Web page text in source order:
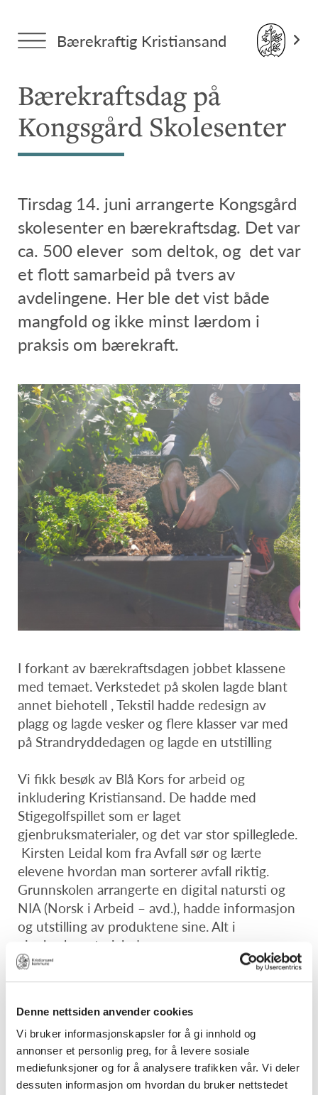
Denne nettsiden anvender cookies
Vi bruker informasjonskapsler for å gi innhold og
annonser et personlig preg, for å levere sosiale
mediefunksjoner og for å analysere trafikken vår. Vi deler
dessuten informasjon om hvordan du bruker nettstedet
Bærekraftig Kristiansand
> Bærekraftsdag på Kongsgård
Skolesenter
Bærekraftsdag på
Kongsgård Skolesenter
Tirsdag 14. juni arrangerte Kongsgård
skolesenter en bærekraftsdag. Det var
ca. 500 elever som deltok, og det var
et flott samarbeid på tvers av
avdelingene. Her ble det vist både
mangfold og ikke minst lærdom i
praksis om bærekraft.
I forkant av bærekraftsdagen jobbet klassene
med temaet. Verkstedet på skolen lagde blant
annet biehotell , Tekstil hadde redesign av
plagg og lagde vesker og flere klasser var med
på Strandryddedagen og lagde en utstilling
Vi fikk besøk av Blå Kors for arbeid og
inkludering Kristiansand. De hadde med
Stigegolfspillet som er laget
gjenbruksmaterialer, og det var stor spilleglede.
Kirsten Leidal kom fra Avfall sør og lærte
elevene hvordan man sorterer avfall riktig.
Grunnskolen arrangerte en digital natursti og
NIA (Norsk i Arbeid – avd.), hadde informasjon
og utstilling av produktene sine. Alt i
gjenbruksmaterialer!
Mottoet for dagen var: «Ikke kast det du kan